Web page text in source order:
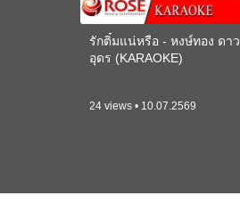
รักติ๋มแน่หรือ - หงษ์ทอง ดาว
อุดร (KARAOKE)
24 views • 10.07.2569